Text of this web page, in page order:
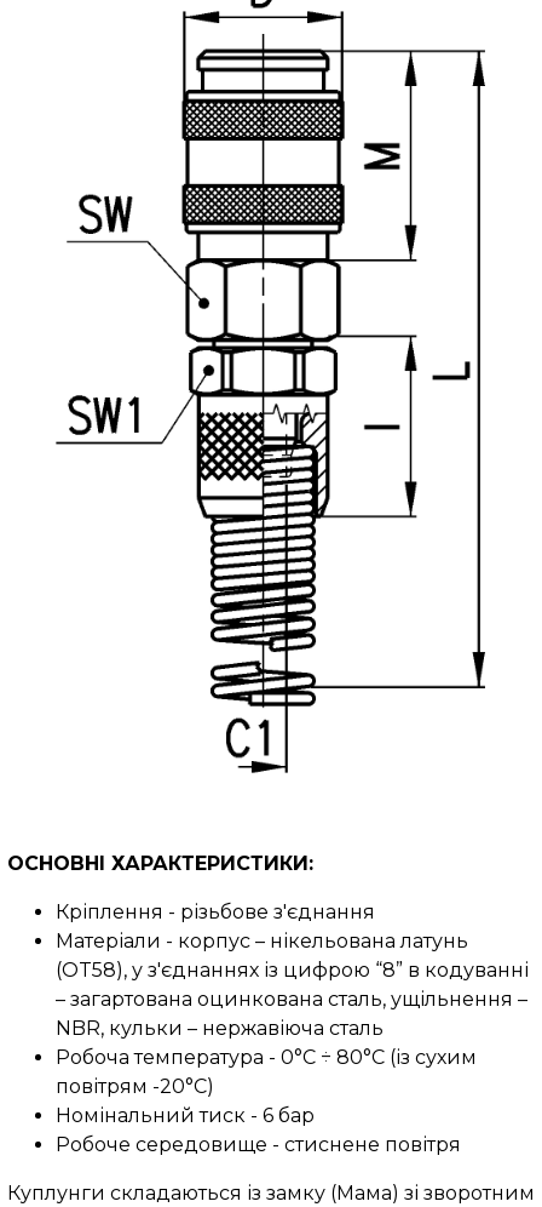
ОСНОВНІ ХАРАКТЕРИСТИКИ:
Кріплення - різьбове з'єднання
Матеріали - корпус – нікельована латунь
(OT58), у з'єднаннях із цифрою “8” в кодуванні
– загартована оцинкована сталь, ущільнення –
NBR, кульки – нержавіюча сталь
Робоча температура - 0°C ÷ 80°C (із сухим
повітрям -20°C)
Номінальний тиск - 6 бар
Робоче середовище - стиснене повітря
Куплунги складаються із замку (Мама) зі зворотним